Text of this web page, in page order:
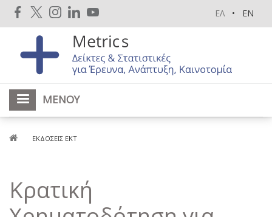
Παράκαμψη
προς
κυρίως
ΕΛ EN
ΜΕΝΟΎ
Breadcrumb
ΕΚΔΌΣΕΙΣ ΕΚΤ
Κρατική